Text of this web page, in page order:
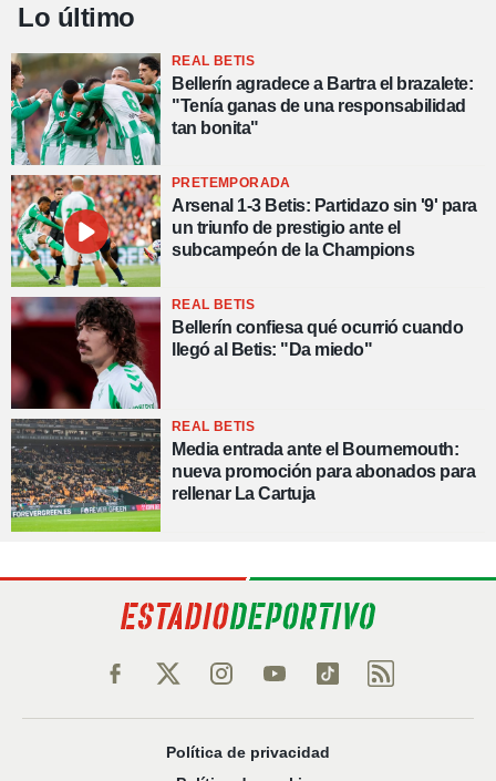
Lo último
REAL BETIS
Bellerín agradece a Bartra el brazalete:
"Tenía ganas de una responsabilidad
tan bonita"
PRETEMPORADA
Arsenal 1-3 Betis: Partidazo sin '9' para
un triunfo de prestigio ante el
subcampeón de la Champions
REAL BETIS
Bellerín confiesa qué ocurrió cuando
llegó al Betis: "Da miedo"
REAL BETIS
Media entrada ante el Bournemouth:
nueva promoción para abonados para
rellenar La Cartuja
Política de privacidad